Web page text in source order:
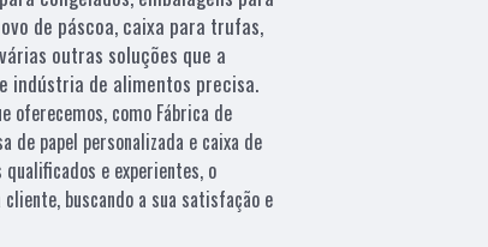
de páscoa, caixa para trufas,
outras soluções que a
indústria de alimentos precisa.
oferecemos, como Fábrica de
de papel personalizada e caixa de
e experientes, o
buscando a sua satisfação e